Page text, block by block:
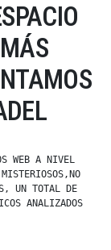
WEB A NIVEL
UN TOTAL DE
ANALIZADOS